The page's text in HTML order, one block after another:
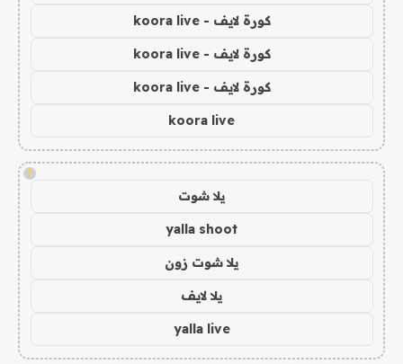
كورة لايف - koora live
كورة لايف - koora live
كورة لايف - koora live
koora live
!
يلا شوت
yalla shoot
يلا شوت زون
يلا لايف
yalla live